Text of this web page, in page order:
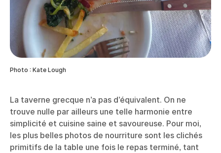
Photo : Kate Lough
La taverne grecque n’a pas d’équivalent. On ne
trouve nulle par ailleurs une telle harmonie entre
simplicité et cuisine saine et savoureuse. Pour moi,
les plus belles photos de nourriture sont les clichés
primitifs de la table une fois le repas terminé, tant